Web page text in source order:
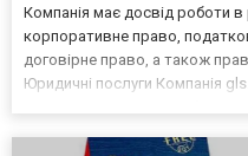
Компанія має досвід роботи
корпоративне право,
договірне право, а також
Юридичні послуги Компанія